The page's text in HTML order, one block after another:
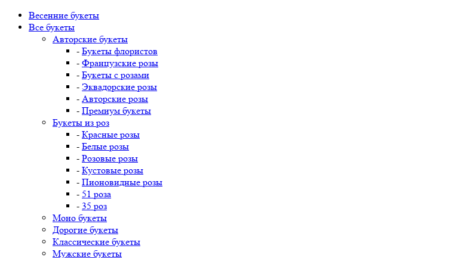
Весенние букеты
Все букеты
Авторские букеты
- Букеты флористов
- Французские розы
- Букеты с розами
- Эквадорские розы
- Авторские розы
- Премиум букеты
Букеты из роз
- Красные розы
- Белые розы
- Розовые розы
- Кустовые розы
- Пионовидные розы
- 51 роза
- 35 роз
Моно букеты
Дорогие букеты
Классические букеты
Мужские букеты